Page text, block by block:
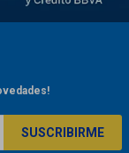
SUSCRIBIRME